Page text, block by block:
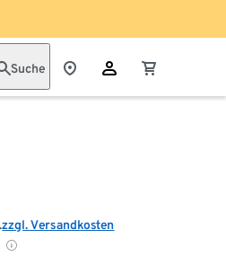
Suche
zzgl. Versandkosten